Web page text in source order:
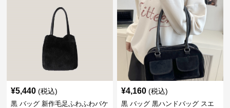
¥5,440 (税込)
黒 バッグ 新作毛足ふわふわバケ
¥4,160 (税込)
黒 バッグ 黒ハンドバッグ スエ